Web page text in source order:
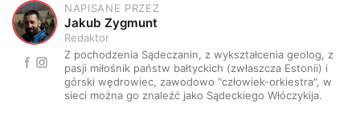
J
NAPISANE PRZEZ
Jakub Zygmunt
Redaktor
Z pochodzenia Sądeczanin, z wykształcenia geolog, z
pasji miłośnik państw bałtyckich (zwłaszcza Estonii) i
górski wędrowiec, zawodowo "człowiek-orkiestra", w
sieci można go znaleźć jako Sądeckiego Włóczykija.